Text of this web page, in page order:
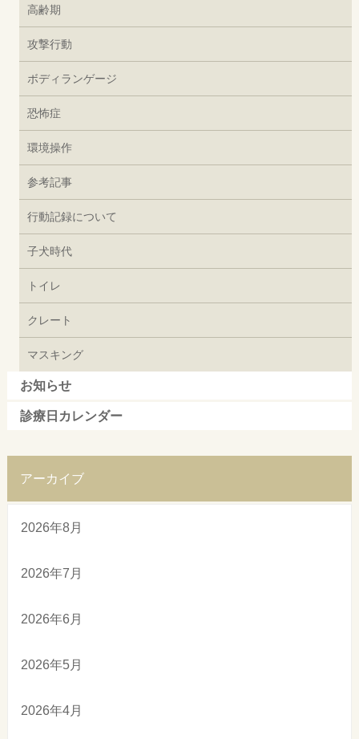
高齢期
攻撃行動
ボディランゲージ
恐怖症
環境操作
参考記事
行動記録について
子犬時代
トイレ
クレート
マスキング
お知らせ
診療日カレンダー
アーカイブ
2026年8月
2026年7月
2026年6月
2026年5月
2026年4月